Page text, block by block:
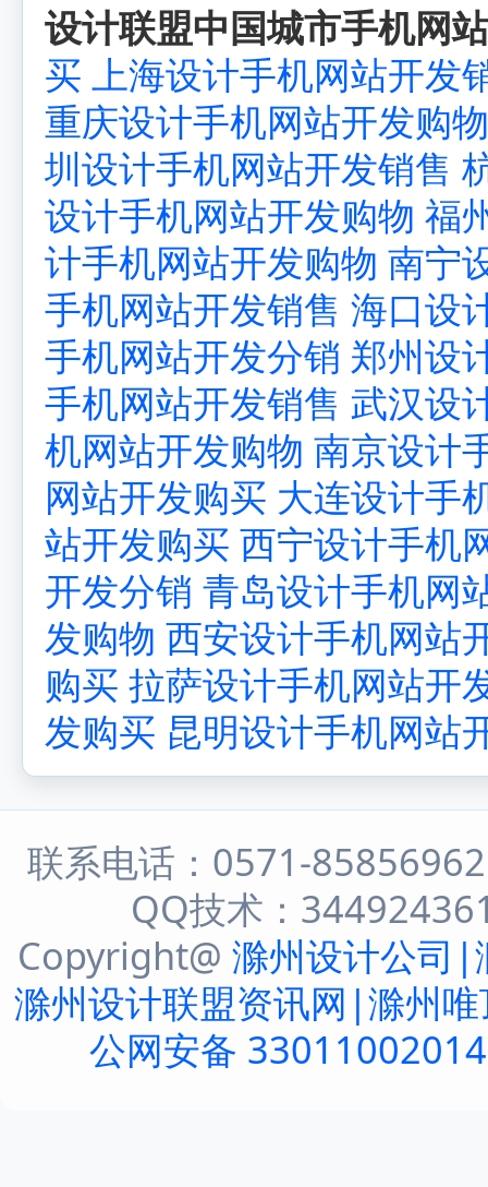
设计联盟中国城市手机网
买 上海设计手机网站开发
重庆设计手机网站开发购物
圳设计手机网站开发销售
设计手机网站开发购物 福
计手机网站开发购物 南宁
手机网站开发销售 海口设
手机网站开发分销 郑州设
手机网站开发销售 武汉设
机网站开发购物 南京设计
网站开发购买 大连设计手
站开发购买 西宁设计手机
开发分销 青岛设计手机网
发购物 西安设计手机网站
购买 拉萨设计手机网站开
发购买 昆明设计手机网站
联系电话：0571-
QQ技术：
Copyright@ 滁州设计公司|
滁州设计联盟资讯网|滁州
公网安备